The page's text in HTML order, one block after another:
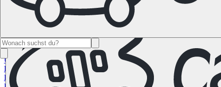
NamibiaSüdafrika
Alle Ziele in
KanadaCalgaryHalifaxMontrealTorontoVancouver
Alle Ziele in den
USALas VegasLos Angeles Miami New YorkSan
Francisco
Chile Costa Rica Alle Reiseziele in
Deutschland
Berlin Hamburg Leipzig München Stuttgart